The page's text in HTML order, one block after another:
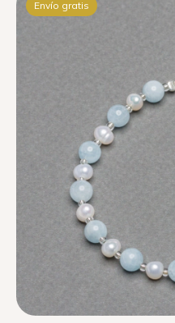
Envío gratis